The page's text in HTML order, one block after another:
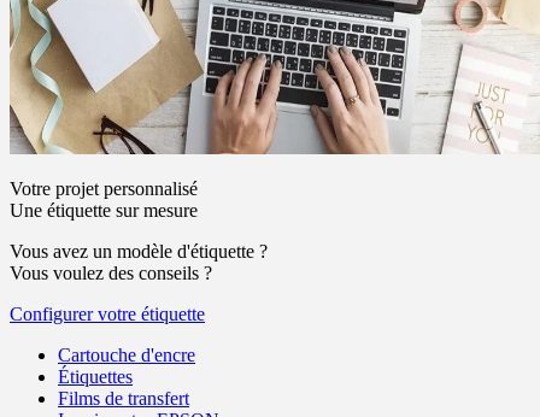
Votre projet personnalisé
Une étiquette sur mesure
Vous avez un modèle d'étiquette ?
Vous voulez des conseils ?
Configurer votre étiquette
Cartouche d'encre
Étiquettes
Films de transfert